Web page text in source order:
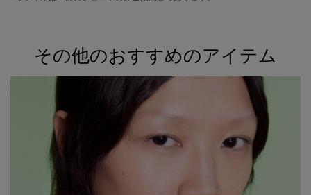
Complete the lookその他のおすすめのアイテム